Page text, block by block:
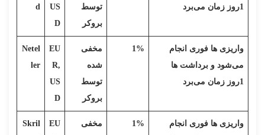
1روز زمان می‌برد
توسط
بروکر
US
D
d
واریزی ها فوری انجام
می‌شود و برداشت ها
1روز زمان می‌برد
1%
مخفی
شده
توسط
بروکر
EU
R,
US
D
Netel
ler
واریزی ها فوری انجام
1%
مخفی
EU
Skril